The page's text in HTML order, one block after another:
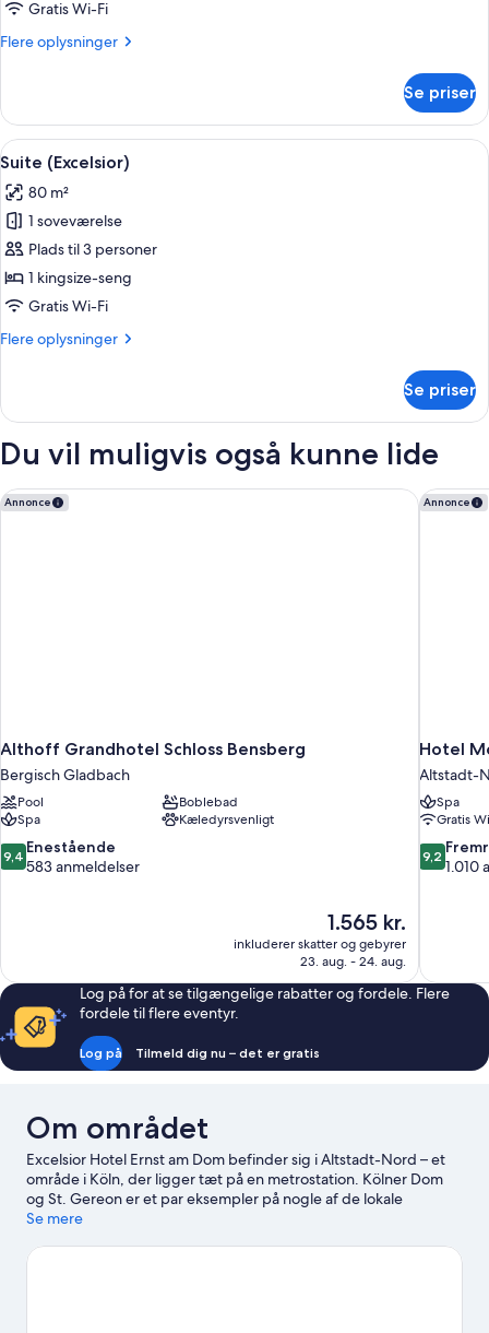
Gratis Wi-Fi
Flere oplysninger
Flere
dobbeltværelse
Se priser
Indlæs
alle
billeder
af
Suite
(Excelsior)
En dobbeltseng med grønt
7
Suite (Excelsior)
80 m²
1 soveværelse
Plads til 3 personer
1 kingsize-seng
Gratis Wi-Fi
Flere oplysninger
Flere
(Excelsior)
Se priser
Du vil muligvis også kunne lide
Annonce
Althoff Grandhotel Schloss Bensberg
Bergisch Gladbach
Pool
Boblebad
Spa
Kæledyrsvenligt
9.4
ud
9,4 Enestående
583 anmeldelser
Prisen
er
1.565 kr.
1.565 kr.
inkluderer skatter og gebyrer
23. aug. - 24. aug.
Althoff Grandhotel Schloss Bensberg Annonce
Hotel
Altstadt-
Spa
Gratis
9.2
ud
9,2
1.010
Hotel
Log på for at se tilgængelige rabatter og fordele. Flere
fordele til flere eventyr.
Log på Tilmeld dig nu – det er gratis
Om området
Excelsior Hotel Ernst am Dom befinder sig i Altstadt-Nord – et
område i Köln, der ligger tæt på en metrostation. Kölner Dom
og St. Gereon er et par eksempler på nogle af de lokale
seværdigheder. Er du interesseret i oplevelser, kan du udforske
glip af Phantasialand, eller oplev Lanxess Arena og stedets
Se mere